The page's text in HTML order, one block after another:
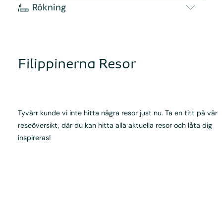
Rökning
Filippinerna Resor
Tyvärr kunde vi inte hitta några resor just nu. Ta en titt på vår
reseöversikt, där du kan hitta alla aktuella resor och låta dig
inspireras!